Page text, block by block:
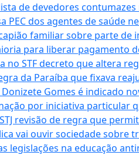
de devedores
PEC dos agentes de saúde
familiar sobre parte de
para liberar pagamento
no STF decreto que altera
da Paraíba que fixava
Gomes é indicado
por iniciativa particular
revisão de regra que
vai ouvir sociedade sobre
legislações na educação